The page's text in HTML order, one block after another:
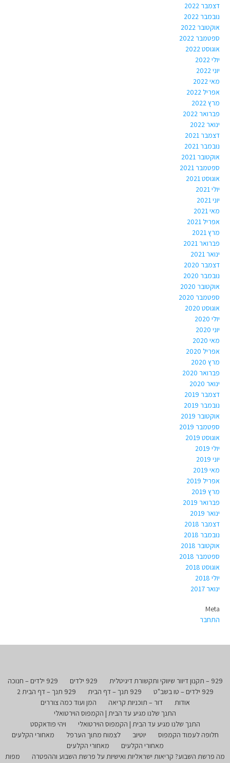
דצמבר 2022
נובמבר 2022
אוקטובר 2022
ספטמבר 2022
אוגוסט 2022
יולי 2022
יוני 2022
מאי 2022
אפריל 2022
מרץ 2022
פברואר 2022
ינואר 2022
דצמבר 2021
נובמבר 2021
אוקטובר 2021
ספטמבר 2021
אוגוסט 2021
יולי 2021
יוני 2021
מאי 2021
אפריל 2021
מרץ 2021
פברואר 2021
ינואר 2021
דצמבר 2020
נובמבר 2020
אוקטובר 2020
ספטמבר 2020
אוגוסט 2020
יולי 2020
יוני 2020
מאי 2020
אפריל 2020
מרץ 2020
פברואר 2020
ינואר 2020
דצמבר 2019
נובמבר 2019
אוקטובר 2019
ספטמבר 2019
אוגוסט 2019
יולי 2019
יוני 2019
מאי 2019
אפריל 2019
מרץ 2019
פברואר 2019
ינואר 2019
דצמבר 2018
נובמבר 2018
אוקטובר 2018
ספטמבר 2018
אוגוסט 2018
יולי 2018
ינואר 2017
Meta
התחבר
929 – תקנון דיוור שיווקי ותקשורת דיגיטלית 929 ילדים
929 ילדים – חנוכה
929 ילדים – טו בשב"ט
929 תנך – דף הבית
929 תנך – דף הבית 2
אודות
דור – תוכניות קריאה
המן ועוד כמה צוררים
התנך שלנו מגיע עד הבית | הקמפוס הוירטואלי
התנך שלנו מגיע עד הבית | הקמפוס הוירטואלי
ויהי פודאקסט
חלופה לעמוד הקמפוס
יוטיוב לצמוח מתוך הערפל
מאחורי הקלעים
מאחורי הקלעים
מאחורי הקלעים
מה פרשת השבוע? קריאות ישראליות ואישיות על פרשת השבוע וההפטרה
מפות